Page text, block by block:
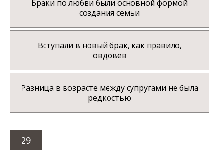
Браки по любви были основной формой
создания семьи
Вступали в новый брак, как правило,
овдовев
Разница в возрасте между супругами не была
редкостью
29